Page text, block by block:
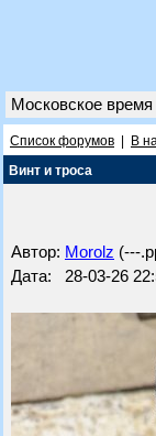
Московское время
Список форумов В
Винт и троса
Автор: Morolz (---
Дата: 28-03-26